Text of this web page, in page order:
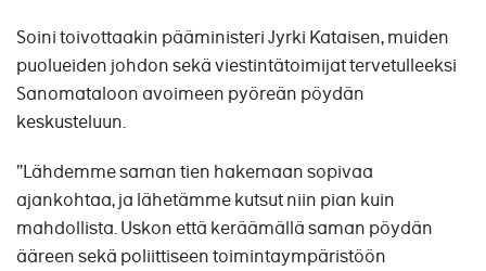
Soini toivottaakin pääministeri Jyrki Kataisen, muiden
puolueiden johdon sekä viestintätoimijat tervetulleeksi
Sanomataloon avoimeen pyöreän pöydän
keskusteluun.
”Lähdemme saman tien hakemaan sopivaa
ajankohtaa, ja lähetämme kutsut niin pian kuin
mahdollista. Uskon että keräämällä saman pöydän
ääreen sekä poliittiseen toimintaympäristöön